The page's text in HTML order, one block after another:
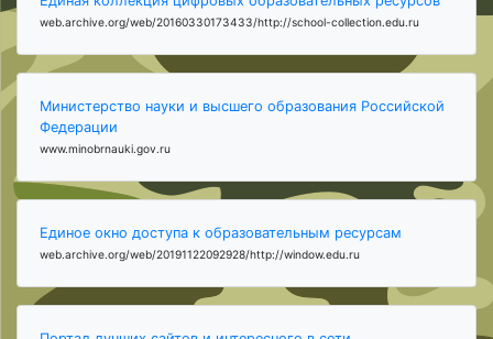
web.archive.org/web/20160330173433/http://school-collection.edu.ru
Министерство науки и высшего образования Российской
Федерации
www.minobrnauki.gov.ru
Единое окно доступа к образовательным ресурсам
web.archive.org/web/20191122092928/http://window.edu.ru